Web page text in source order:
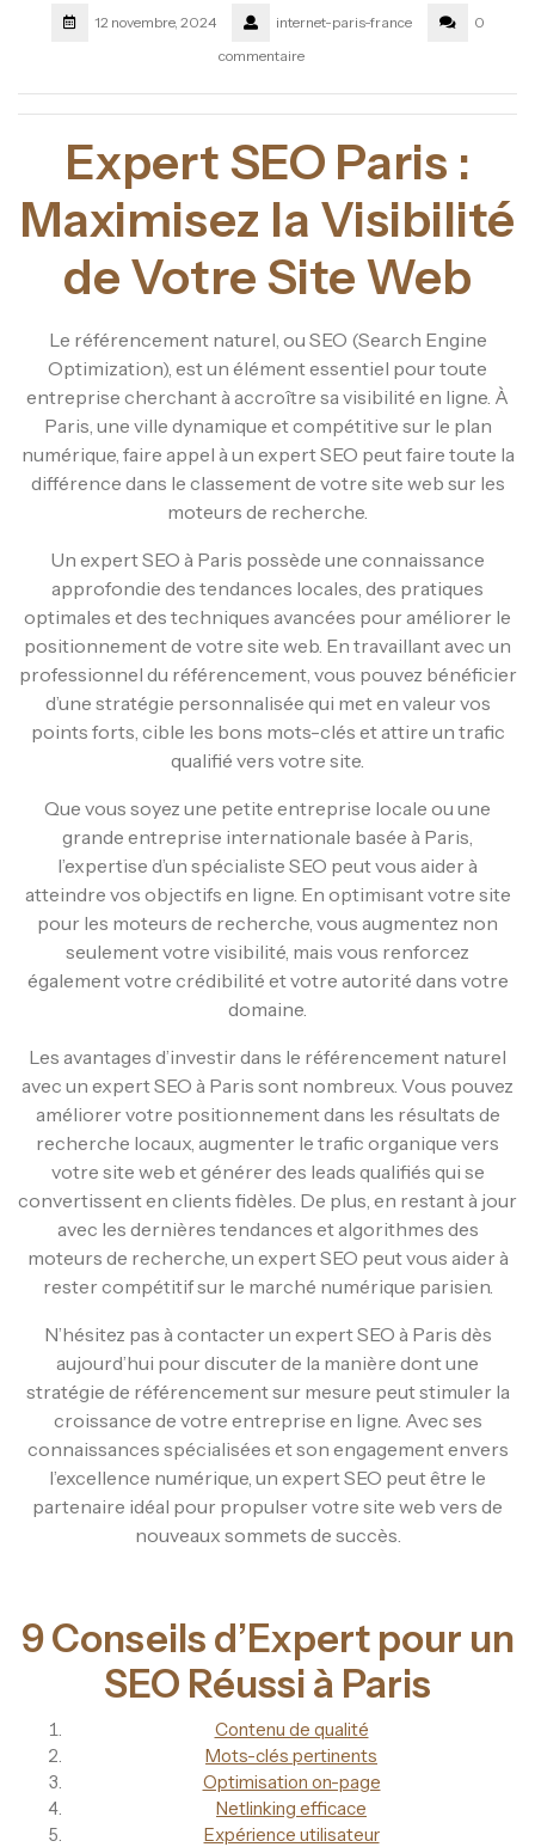
12 novembre, 2024 internet-paris-france
0
commentaire
Expert SEO Paris :
Maximisez la Visibilité
de Votre Site Web
Le référencement naturel, ou SEO (Search Engine
Optimization), est un élément essentiel pour toute
entreprise cherchant à accroître sa visibilité en ligne. À
Paris, une ville dynamique et compétitive sur le plan
numérique, faire appel à un expert SEO peut faire toute la
différence dans le classement de votre site web sur les
moteurs de recherche.
Un expert SEO à Paris possède une connaissance
approfondie des tendances locales, des pratiques
optimales et des techniques avancées pour améliorer le
positionnement de votre site web. En travaillant avec un
professionnel du référencement, vous pouvez bénéficier
d’une stratégie personnalisée qui met en valeur vos
points forts, cible les bons mots-clés et attire un trafic
qualifié vers votre site.
Que vous soyez une petite entreprise locale ou une
grande entreprise internationale basée à Paris,
l’expertise d’un spécialiste SEO peut vous aider à
atteindre vos objectifs en ligne. En optimisant votre site
pour les moteurs de recherche, vous augmentez non
seulement votre visibilité, mais vous renforcez
également votre crédibilité et votre autorité dans votre
domaine.
Les avantages d’investir dans le référencement naturel
avec un expert SEO à Paris sont nombreux. Vous pouvez
améliorer votre positionnement dans les résultats de
recherche locaux, augmenter le trafic organique vers
votre site web et générer des leads qualifiés qui se
convertissent en clients fidèles. De plus, en restant à jour
avec les dernières tendances et algorithmes des
moteurs de recherche, un expert SEO peut vous aider à
rester compétitif sur le marché numérique parisien.
N’hésitez pas à contacter un expert SEO à Paris dès
aujourd’hui pour discuter de la manière dont une
stratégie de référencement sur mesure peut stimuler la
croissance de votre entreprise en ligne. Avec ses
connaissances spécialisées et son engagement envers
l’excellence numérique, un expert SEO peut être le
partenaire idéal pour propulser votre site web vers de
nouveaux sommets de succès.
9 Conseils d’Expert pour un
SEO Réussi à Paris
Contenu de qualité
Mots-clés pertinents
Optimisation on-page
Netlinking efficace
Expérience utilisateur